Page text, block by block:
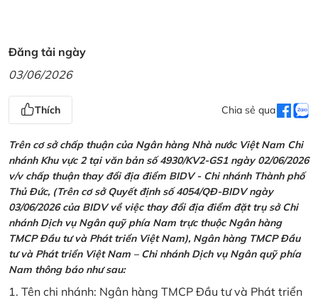
Đăng tải ngày
03/06/2026
Thích Chia sẻ qua
Trên cơ sở chấp thuận của Ngân hàng Nhà nước Việt Nam Chi
nhánh Khu vực 2 tại văn bản số 4930/KV2-GS1 ngày 02/06/2026
v/v chấp thuận thay đổi địa điểm BIDV - Chi nhánh Thành phố
Thủ Đức, (Trên cơ sở Quyết định số 4054/QĐ-BIDV ngày
03/06/2026 của BIDV về việc thay đổi địa điểm đặt trụ sở Chi
nhánh Dịch vụ Ngân quỹ phía Nam trực thuộc Ngân hàng
TMCP Đầu tư và Phát triển Việt Nam), Ngân hàng TMCP Đầu
tư và Phát triển Việt Nam – Chi nhánh Dịch vụ Ngân quỹ phía
Nam thông báo như sau:
1. Tên chi nhánh: Ngân hàng TMCP Đầu tư và Phát triển